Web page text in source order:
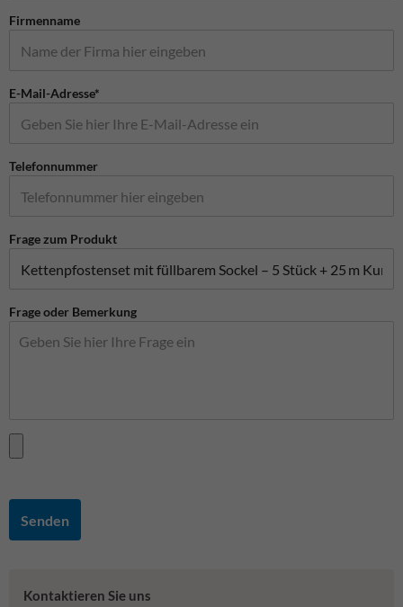
Firmenname
E-Mail-Adresse*
Telefonnummer
Frage zum Produkt
Frage oder Bemerkung
Senden
Kontaktieren Sie uns